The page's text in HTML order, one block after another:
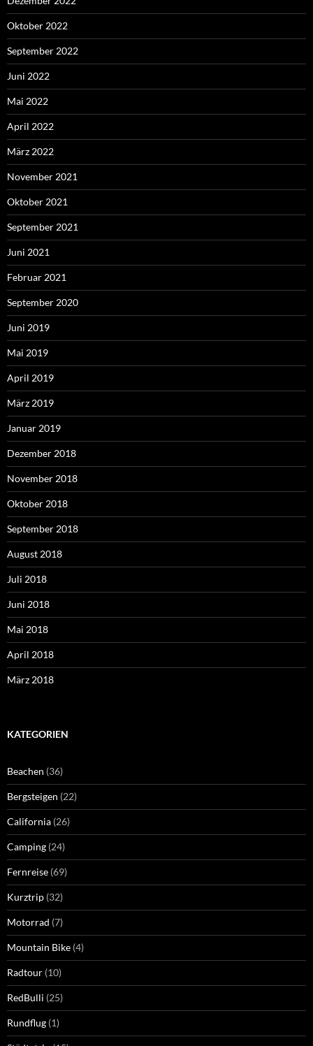
Oktober 2022
September 2022
Juni 2022
Mai 2022
April 2022
März 2022
November 2021
Oktober 2021
September 2021
Juni 2021
Februar 2021
September 2020
Juni 2019
Mai 2019
April 2019
März 2019
Januar 2019
Dezember 2018
November 2018
Oktober 2018
September 2018
August 2018
Juli 2018
Juni 2018
Mai 2018
April 2018
März 2018
KATEGORIEN
Beachen (36)
Bergsteigen (22)
California (26)
Camping (24)
Fernreise (69)
Kurztrip (32)
Motorrad (7)
Mountain Bike (4)
Radtour (10)
RedBulli (25)
Rundflug (1)